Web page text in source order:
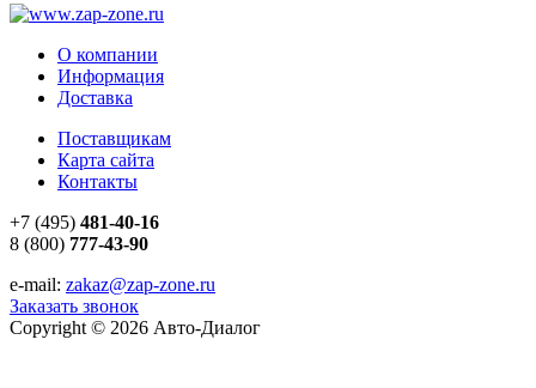
О компании
Информация
Доставка
Поставщикам
Карта сайта
Контакты
+7 (495) 481-40-16
8 (800) 777-43-90
e-mail: zakaz@zap-zone.ru
Заказать звонок
Copyright © 2026 Авто-Диалог